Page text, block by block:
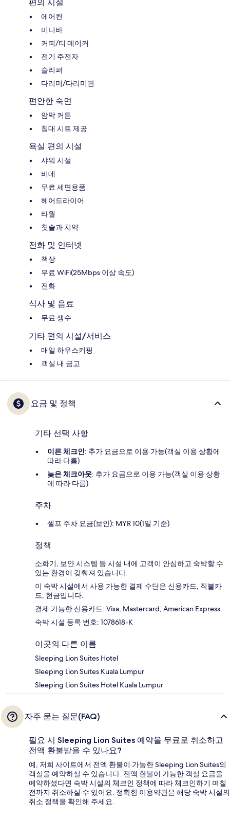
편의 시설
에어컨
미니바
커피/티 메이커
전기 주전자
슬리퍼
다리미/다리미판
편안한 숙면
암막 커튼
침대 시트 제공
욕실 편의 시설
샤워 시설
비데
무료 세면용품
헤어드라이어
타월
칫솔과 치약
전화 및 인터넷
책상
무료 WiFi(25Mbps 이상 속도)
전화
식사 및 음료
무료 생수
기타 편의 시설/서비스
매일 하우스키핑
객실 내 금고
요금 및 정책
기타 선택 사항
이른 체크인: 추가 요금으로 이용 가능(객실 이용 상황에
따라 다름)
늦은 체크아웃: 추가 요금으로 이용 가능(객실 이용 상황
에 따라 다름)
주차
셀프 주차 요금(보안): MYR 10(1일 기준)
정책
소화기, 보안 시스템 등 시설 내에 고객이 안심하고 숙박할 수
있는 환경이 갖춰져 있습니다.
이 숙박 시설에서 사용 가능한 결제 수단은 신용카드, 직불카
드, 현금입니다.
결제 가능한 신용카드: Visa, Mastercard, American Express
숙박 시설 등록 번호: 1078618-K
이곳의 다른 이름
Sleeping Lion Suites Hotel
Sleeping Lion Suites Kuala Lumpur
Sleeping Lion Suites Hotel Kuala Lumpur
자주 묻는 질문(FAQ)
필요 시 Sleeping Lion Suites 예약을 무료로 취소하고
전액 환불받을 수 있나요?
예, 저희 사이트에서 전액 환불이 가능한 Sleeping Lion Suites의
객실을 예약하실 수 있습니다. 전액 환불이 가능한 객실 요금을
예약하셨다면 숙박 시설의 체크인 정책에 따라 체크인하기 며칠
전까지 취소하실 수 있어요. 정확한 이용약관은 해당 숙박 시설의
취소 정책을 확인해 주세요.